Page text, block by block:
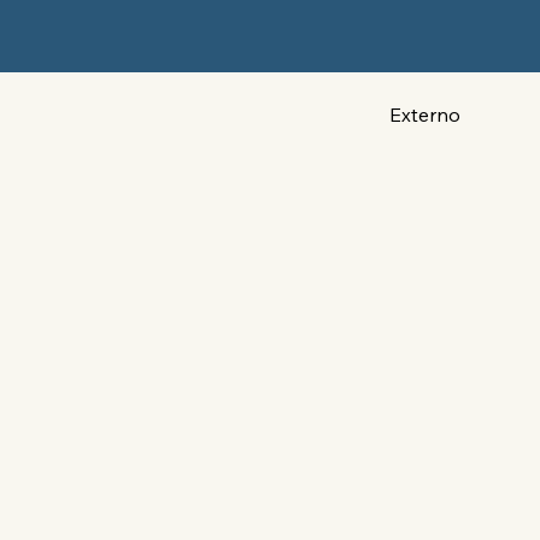
Externo